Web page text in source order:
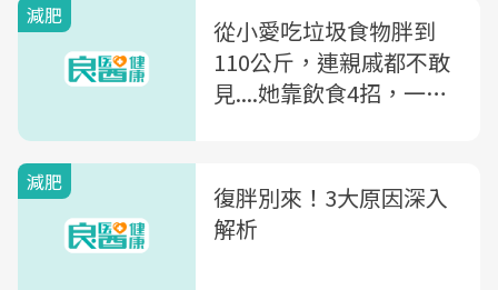
減肥
從小愛吃垃圾食物胖到
110公斤，連親戚都不敢
見....她靠飲食4招，一年
減肥
復胖別來！3大原因深入
解析